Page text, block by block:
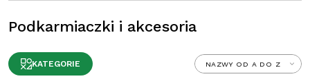
Podkarmiaczki i akcesoria
KATEGORIE